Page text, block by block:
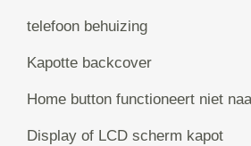
telefoon behuizing
Kapotte backcover
Home button functioneert niet
Display of LCD scherm kapot